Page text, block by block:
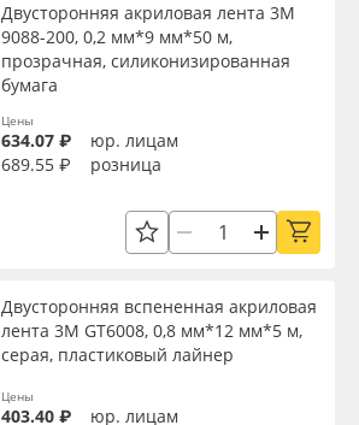
Двусторонняя акриловая лента 3M
9088-200, 0,2 мм*9 мм*50 м,
прозрачная, силиконизированная
бумага
Цены
634.07 ₽
юр. лицам
689.55 ₽
розница
Двусторонняя вспененная акриловая
лента 3M GT6008, 0,8 мм*12 мм*5 м,
серая, пластиковый лайнер
Цены
403.40 ₽ юр. лицам